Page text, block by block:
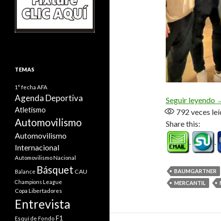
Seguir leyendo
792 veces
Share this:
BAUMGARTNER
MERCANTIL
TEMAS
1° fecha AFA
Agenda Deportiva
Atletismo
Automovilismo
Automovilismo
Internacional
Automovilismo Nacional
Balance Básquet CAU
Champions League
Copa Libertadores
Entrevista
Esquí de Fondo F1